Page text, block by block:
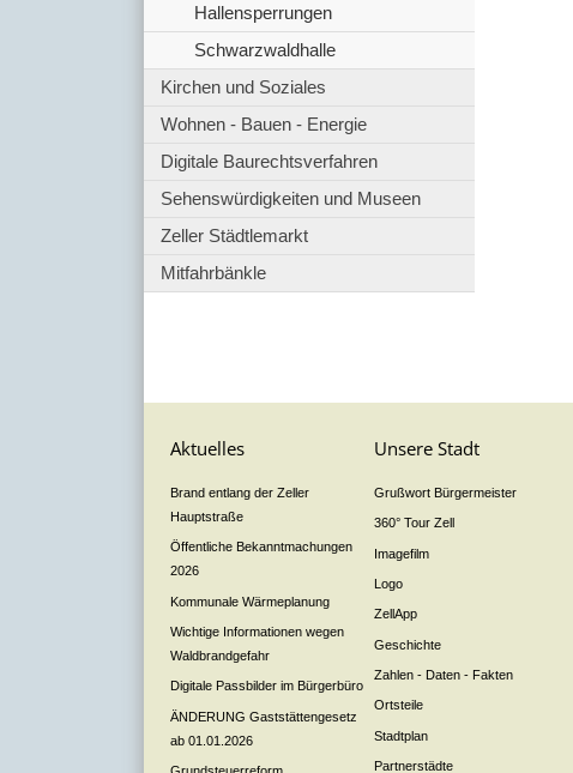
Hallensperrungen
Schwarzwaldhalle
Kirchen und Soziales
Wohnen - Bauen - Energie
Digitale Baurechtsverfahren
Sehenswürdigkeiten und Museen
Zeller Städtlemarkt
Mitfahrbänkle
Aktuelles
Brand entlang der Zeller
Hauptstraße
Öffentliche Bekanntmachungen
2026
Kommunale Wärmeplanung
Wichtige Informationen wegen
Waldbrandgefahr
Digitale Passbilder im Bürgerbüro
ÄNDERUNG Gaststättengesetz
ab 01.01.2026
Unsere Stadt
Grußwort Bürgermeister
360° Tour Zell
Imagefilm
Logo
ZellApp
Geschichte
Zahlen - Daten - Fakten
Ortsteile
Stadtplan
Partnerstädte